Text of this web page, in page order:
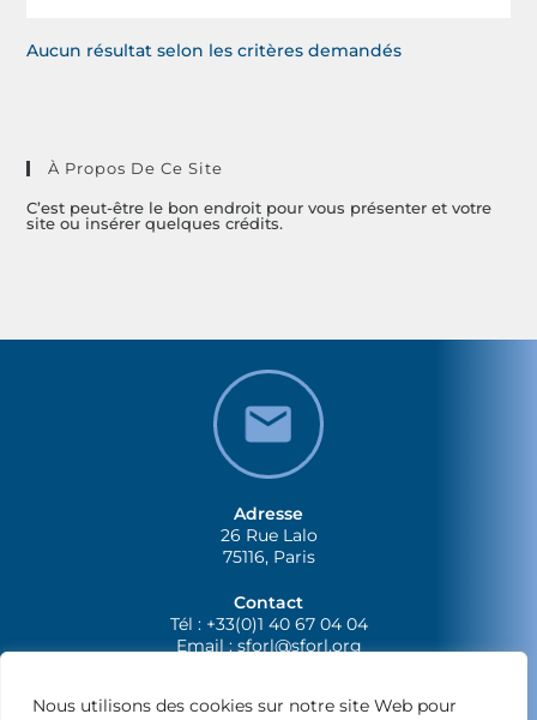
Nous utilisons des cookies sur notre site Web pour
Aucun résultat selon les critères demandés
À Propos De Ce Site
C’est peut-être le bon endroit pour vous présenter et votre
site ou insérer quelques crédits.
Adresse
26 Rue Lalo
75116, Paris
Contact
Tél : +33(0)1 40 67 04 04
Email :sforl@sforl.org